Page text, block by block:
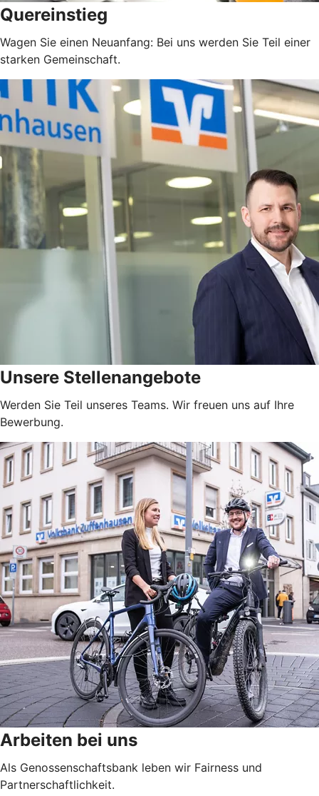
Quereinstieg
Wagen Sie einen Neuanfang: Bei uns werden Sie Teil einer
starken Gemeinschaft.
Unsere Stellenangebote
Werden Sie Teil unseres Teams. Wir freuen uns auf Ihre
Bewerbung.
Arbeiten bei uns
Als Genossenschaftsbank leben wir Fairness und
Partnerschaftlichkeit.